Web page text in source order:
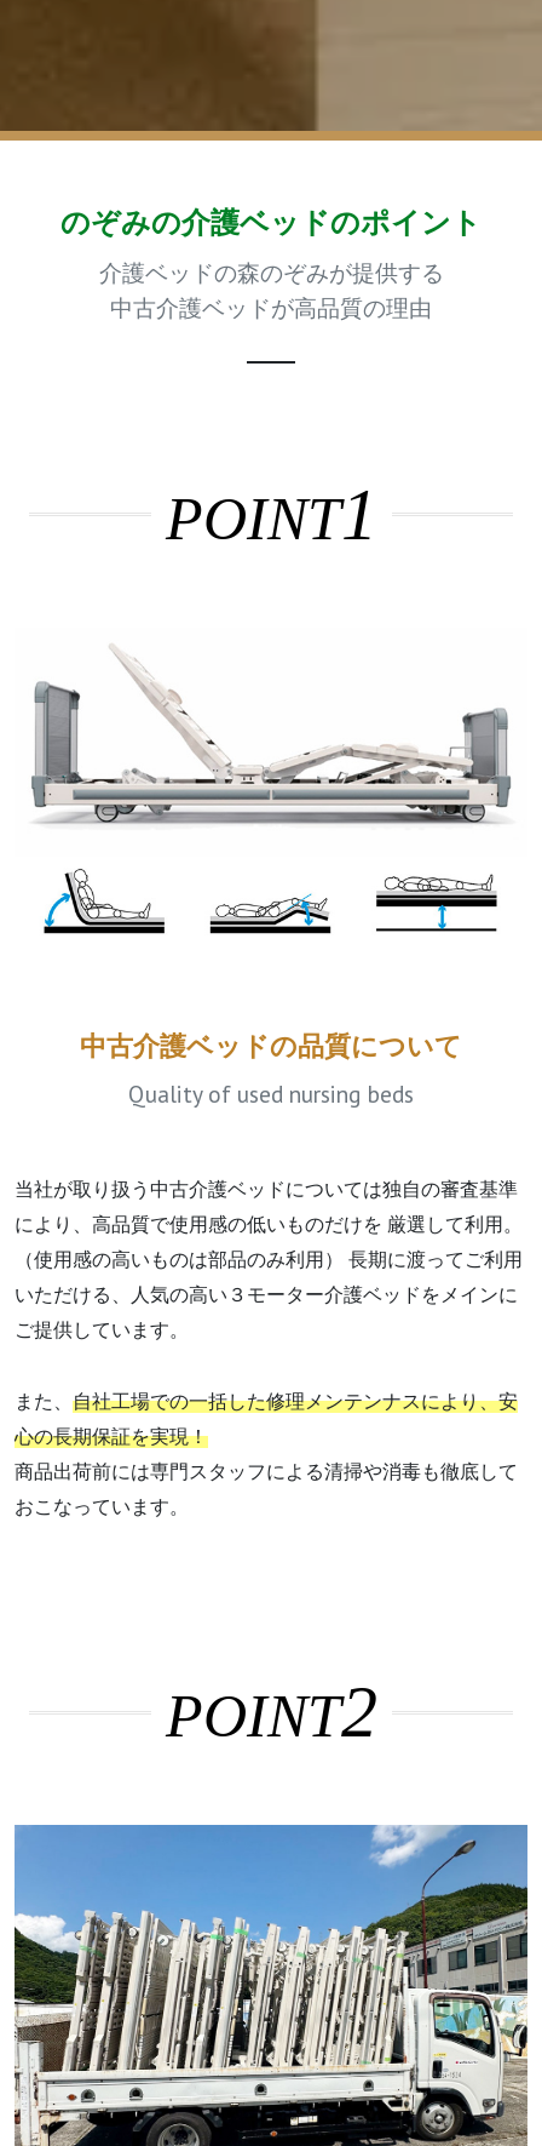
のぞみの介護ベッドのポイント
介護ベッドの森のぞみが提供する
中古介護ベッドが高品質の理由
POINT1
中古介護ベッドの品質について
Quality of used nursing beds
当社が取り扱う中古介護ベッドについては独自の審査基準
により、高品質で使用感の低いものだけを 厳選して利用。
（使用感の高いものは部品のみ利用）
長期に渡ってご利用
いただける、人気の高い３モーター介護ベッドをメインに
ご提供しています。
また、 自社工場での一括した修理メンテンナスにより、安
心の長期保証を実現！
商品出荷前には専門スタッフによる清掃や消毒も徹底して
おこなっています。
POINT2